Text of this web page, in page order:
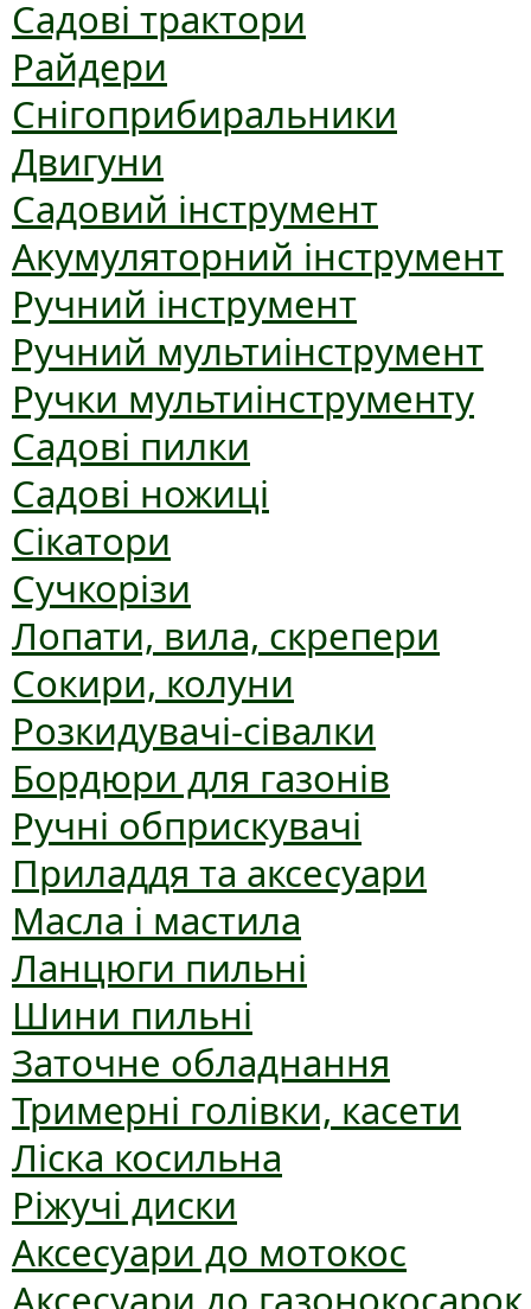
Садові трактори
Райдери
Снігоприбиральники
Двигуни
Садовий інструмент
Акумуляторний інструмент
Ручний інструмент
Ручний мультиінструмент
Ручки мультиінструменту
Садові пилки
Садові ножиці
Сікатори
Сучкорізи
Лопати, вила, скрепери
Сокири, колуни
Розкидувачі-сівалки
Бордюри для газонів
Ручні обприскувачі
Приладдя та аксесуари
Масла і мастила
Ланцюги пильні
Шини пильні
Заточне обладнання
Тримерні голівки, касети
Ліска косильна
Ріжучі диски
Аксесуари до мотокос